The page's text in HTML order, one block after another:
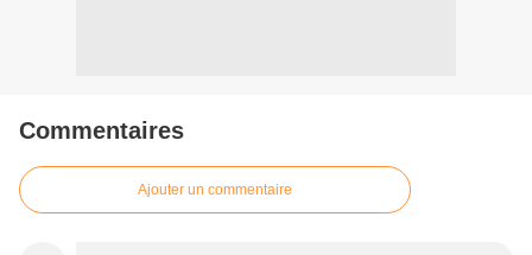
Commentaires
Ajouter un commentaire